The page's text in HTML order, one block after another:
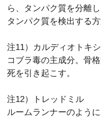
ら、タンパク質を分離
タンパク質を検出する方
注11）カルディオトキ
コブラ毒の主成分。骨
死を引き起こす。
注12）トレッドミル
ルームランナーのよう